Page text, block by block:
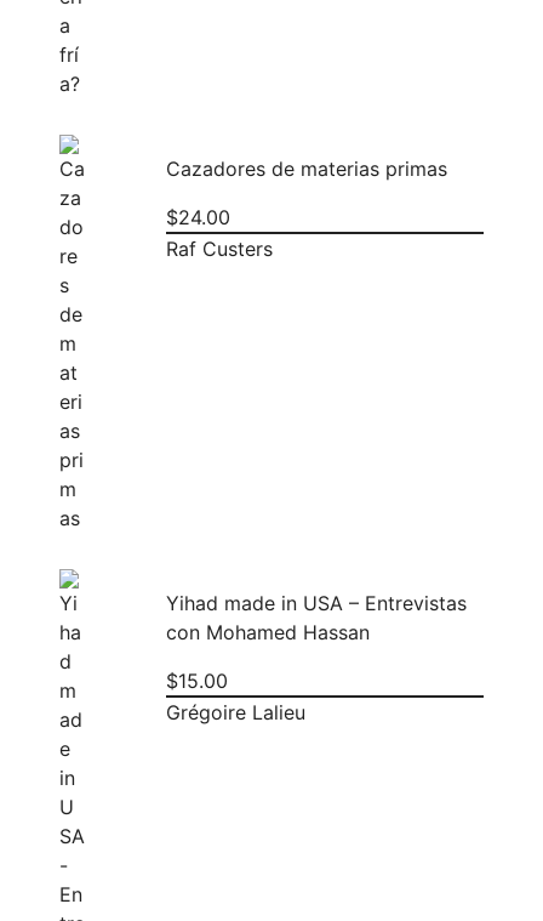
Cazadores de materias primas
$24.00
Raf Custers
Yihad made in USA – Entrevistas
con Mohamed Hassan
$15.00
Grégoire Lalieu